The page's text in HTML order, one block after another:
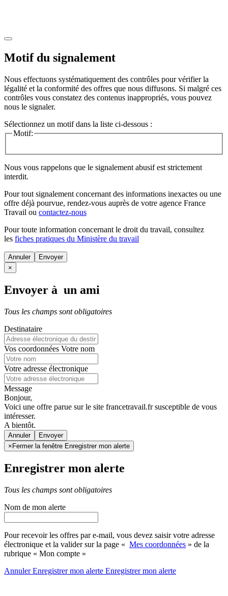
Motif du signalement
Nous effectuons systématiquement des contrôles pour vérifier la
légalité et la conformité des offres que nous diffusons. Si malgré ces
contrôles vous constatez des contenus inappropriés, vous pouvez
nous le signaler.
Sélectionnez un motif dans la liste ci-dessous :
Motif:
Nous vous rappelons que le signalement abusif est strictement
interdit.
Pour tout signalement concernant des informations inexactes ou une
offre déjà pourvue, rendez-vous auprès de votre agence France
Travail ou contactez-nous
Pour toute information concernant le droit du travail, consultez
les fiches pratiques du Ministère du travail
Annuler
×
Envoyer à un ami
Tous les champs sont obligatoires
Destinataire
Vos coordonnées Votre nom
Votre adresse électronique
Message
Bonjour,
Voici une offre parue sur le site francetravail.fr susceptible de vous
intéresser.
A bientôt.
Annuler
× Fermer la fenêtre Enregistrer mon alerte
Enregistrer mon alerte
Tous les champs sont obligatoires
Nom de mon alerte
Pour recevoir les offres par e-mail, vous devez saisir votre adresse
électronique et la valider sur la page « Mes coordonnées » de la
rubrique « Mon compte »
AnnulerEnregistrer mon alerte Enregistrermon alerte